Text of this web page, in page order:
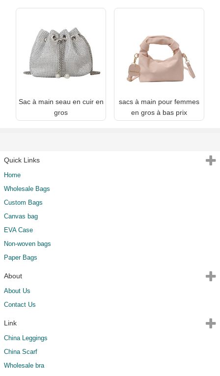
Sac à main seau en cuir en
gros
sacs à main pour femmes
en gros à bas prix
Quick Links
Home
Wholesale Bags
Custom Bags
Canvas bag
EVA Case
Non-woven bags
Paper Bags
About
About Us
Contact Us
Link
China Leggings
China Scarf
Wholesale bra